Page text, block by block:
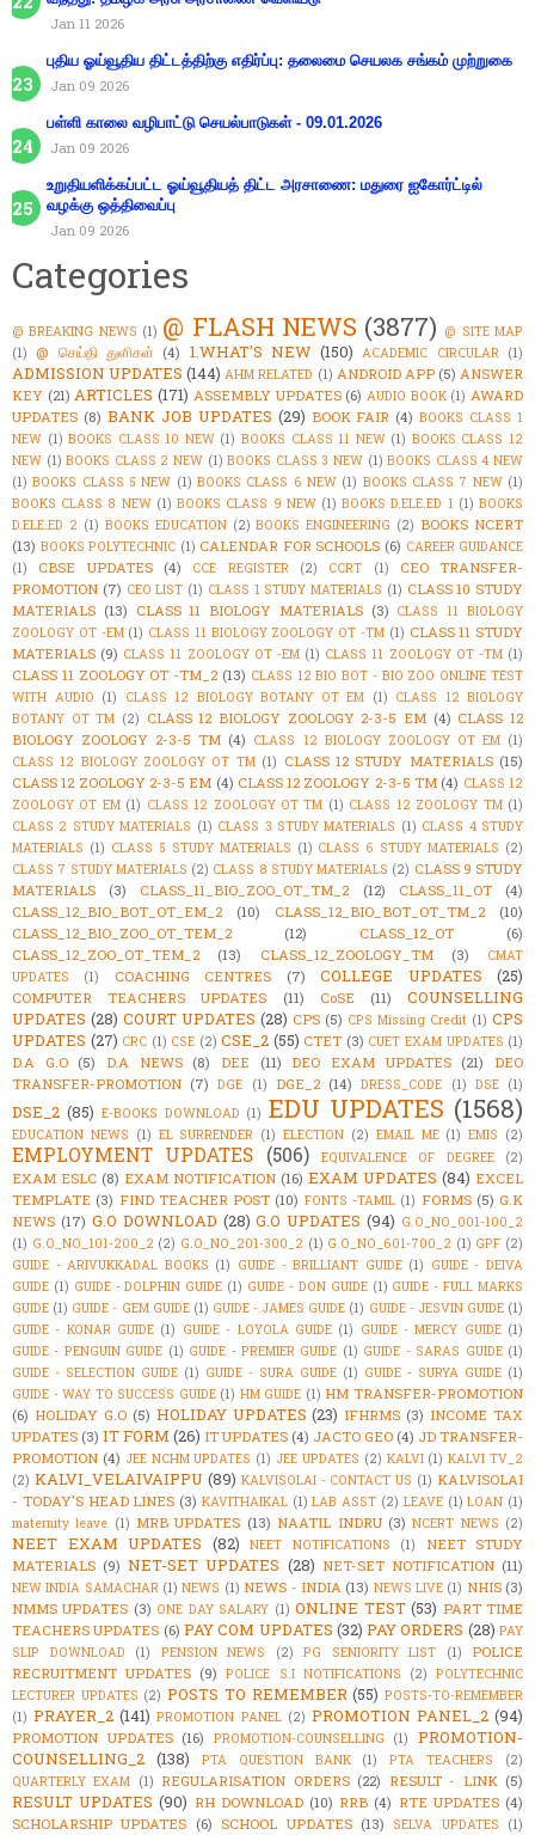
Jan 11 2026
புதிய ஓய்வூதிய திட்டத்திற்கு எதிர்ப்பு: தலைமை செயலக சங்கம் முற்றுகை
Jan 09 2026
பள்ளி காலை வழிபாட்டு செயல்பாடுகள் - 09.01.2026
Jan 09 2026
உறுதியளிக்கப்பட்ட ஓய்வூதியத் திட்ட அரசாணை: மதுரை ஐகோர்ட்டில்
வழக்கு ஒத்திவைப்பு
Jan 09 2026
Categories
@ BREAKING NEWS (1) @ FLASH NEWS (3877) @ SITE MAP
(1) @ செய்தி துளிகள் (4) 1.WHAT'S NEW (150) ACADEMIC CIRCULAR (1)
ADMISSION UPDATES (144) AHM RELATED (1) ANDROID APP (5) ANSWER
KEY (21) ARTICLES (171) ASSEMBLY UPDATES (6) AUDIO BOOK (1) AWARD
UPDATES (8) BANK JOB UPDATES (29) BOOK FAIR (4) BOOKS CLASS 1
NEW (1) BOOKS CLASS 10 NEW (1) BOOKS CLASS 11 NEW (1) BOOKS CLASS 12
NEW (1) BOOKS CLASS 2 NEW (1) BOOKS CLASS 3 NEW (1) BOOKS CLASS 4 NEW
(1) BOOKS CLASS 5 NEW (1) BOOKS CLASS 6 NEW (1) BOOKS CLASS 7 NEW (1)
BOOKS CLASS 8 NEW (1) BOOKS CLASS 9 NEW (1) BOOKS D.ELE.ED 1 (1) BOOKS
D.ELE.ED 2 (1) BOOKS EDUCATION (2) BOOKS ENGINEERING (2) BOOKS NCERT
(13) BOOKS POLYTECHNIC (1) CALENDAR FOR SCHOOLS (6) CAREER GUIDANCE
(1)
CBSE UPDATES (4) CCE REGISTER (2) CCRT (1)
CEO TRANSFER-
PROMOTION (7) CEO LIST (1) CLASS 1 STUDY MATERIALS (1) CLASS 10 STUDY
MATERIALS (13) CLASS 11 BIOLOGY MATERIALS (3) CLASS 11 BIOLOGY
ZOOLOGY OT -EM (1) CLASS 11 BIOLOGY ZOOLOGY OT -TM (1) CLASS 11 STUDY
MATERIALS (9) CLASS 11 ZOOLOGY OT -EM (1) CLASS 11 ZOOLOGY OT -TM (1)
CLASS 11 ZOOLOGY OT -TM_2 (13) CLASS 12 BIO BOT - BIO ZOO ONLINE TEST
WITH AUDIO (1) CLASS 12 BIOLOGY BOTANY OT EM (1) CLASS 12 BIOLOGY
BOTANY OT TM (2) CLASS 12 BIOLOGY ZOOLOGY 2-3-5 EM (4) CLASS 12
BIOLOGY ZOOLOGY 2-3-5 TM (4) CLASS 12 BIOLOGY ZOOLOGY OT EM (1)
CLASS 12 BIOLOGY ZOOLOGY OT TM (1) CLASS 12 STUDY MATERIALS (15)
CLASS 12 ZOOLOGY 2-3-5 EM (4) CLASS 12 ZOOLOGY 2-3-5 TM (4) CLASS 12
ZOOLOGY OT EM (1) CLASS 12 ZOOLOGY OT TM (1) CLASS 12 ZOOLOGY TM (1)
CLASS 2 STUDY MATERIALS (1) CLASS 3 STUDY MATERIALS (1) CLASS 4 STUDY
MATERIALS (1) CLASS 5 STUDY MATERIALS (1) CLASS 6 STUDY MATERIALS (2)
CLASS 7 STUDY MATERIALS (2) CLASS 8 STUDY MATERIALS (2) CLASS 9 STUDY
MATERIALS
(3) CLASS_11_BIO_ZOO_OT_TM_2 (12) CLASS_11_OT
(4)
CLASS_12_BIO_BOT_OT_EM_2
(10) CLASS_12_BIO_BOT_OT_TM_2
(10)
CLASS_12_BIO_ZOO_OT_TEM_2
(12) CLASS_12_OT
(6)
CLASS_12_ZOO_OT_TEM_2
(13) CLASS_12_ZOOLOGY_TM (3)
CMAT
UPDATES
(1) COACHING CENTRES (7) COLLEGE UPDATES (25)
COMPUTER TEACHERS UPDATES (11) CoSE (11)
COUNSELLING
UPDATES (28) COURT UPDATES (28) CPS (5) CPS Missing Credit (1) CPS
UPDATES (27) CRC (1) CSE (2) CSE_2 (55) CTET (3) CUET EXAM UPDATES (1)
D.A G.O (5) D.A NEWS (8) DEE (11) DEO EXAM UPDATES (21)
DEO
TRANSFER-PROMOTION (7) DGE (1) DGE_2 (14) DRESS_CODE (1) DSE (1)
DSE_2 (85) E-BOOKS DOWNLOAD (1) EDU UPDATES (1568)
EDUCATION NEWS (1) EL SURRENDER (1) ELECTION (2) EMAIL ME (1) EMIS (2)
EMPLOYMENT UPDATES (506) EQUIVALENCE OF DEGREE (2)
EXAM ESLC (8) EXAM NOTIFICATION (16) EXAM UPDATES (84) EXCEL
TEMPLATE (3) FIND TEACHER POST (10) FONTS -TAMIL (1) FORMS (5) G.K
NEWS (17) G.O DOWNLOAD (28) G.O UPDATES (94) G.O_NO_001-100_2
(1) G.O_NO_101-200_2 (2) G.O_NO_201-300_2 (1) G.O_NO_601-700_2 (1) GPF (2)
GUIDE - ARIVUKKADAL BOOKS (1) GUIDE - BRILLIANT GUIDE (1) GUIDE - DEIVA
GUIDE (1) GUIDE - DOLPHIN GUIDE (1) GUIDE - DON GUIDE (1) GUIDE - FULL MARKS
GUIDE (1) GUIDE - GEM GUIDE (1) GUIDE - JAMES GUIDE (1) GUIDE - JESVIN GUIDE (1)
GUIDE - KONAR GUIDE (1) GUIDE - LOYOLA GUIDE (1) GUIDE - MERCY GUIDE (1)
GUIDE - PENGUIN GUIDE (1) GUIDE - PREMIER GUIDE (1) GUIDE - SARAS GUIDE (1)
GUIDE - SELECTION GUIDE (1) GUIDE - SURA GUIDE (1) GUIDE - SURYA GUIDE (1)
GUIDE - WAY TO SUCCESS GUIDE (1) HM GUIDE (1) HM TRANSFER-PROMOTION
(6) HOLIDAY G.O (5) HOLIDAY UPDATES (23) IFHRMS (3) INCOME TAX
UPDATES (3) IT FORM (26) IT UPDATES (4) JACTO GEO (4) JD TRANSFER-
PROMOTION (4) JEE NCHM UPDATES (1) JEE UPDATES (2) KALVI (1) KALVI TV_2
(2) KALVI_VELAIVAIPPU (89) KALVISOLAI - CONTACT US (1) KALVISOLAI
- TODAY'S HEAD LINES (3) KAVITHAIKAL (1) LAB ASST (2) LEAVE (1) LOAN (1)
maternity leave (1) MRB UPDATES (13) NAATIL INDRU (3) NCERT NEWS (2)
NEET EXAM UPDATES (82) NEET NOTIFICATIONS (1)
NEET STUDY
MATERIALS (9) NET-SET UPDATES (28) NET-SET NOTIFICATION (11)
NEW INDIA SAMACHAR (1) NEWS (1) NEWS - INDIA (13) NEWS LIVE (1) NHIS (3)
NMMS UPDATES (3) ONE DAY SALARY (1) ONLINE TEST (53) PART TIME
TEACHERS UPDATES (6) PAY COM UPDATES (32) PAY ORDERS (28) PAY
SLIP DOWNLOAD
(1) PENSION NEWS (2) PG SENIORITY LIST (1)
POLICE
RECRUITMENT UPDATES (9) POLICE S.I NOTIFICATIONS (2) POLYTECHNIC
LECTURER UPDATES (2) POSTS TO REMEMBER (55) POSTS-TO-REMEMBER
(1) PRAYER_2 (141) PROMOTION PANEL (2) PROMOTION PANEL_2 (94)
PROMOTION UPDATES (16) PROMOTION-COUNSELLING (1)
PROMOTION-
COUNSELLING_2 (138) PTA QUESTION BANK (1) PTA TEACHERS
(2)
QUARTERLY EXAM (1) REGULARISATION ORDERS (22) RESULT - LINK (5)
RESULT UPDATES (90) RH DOWNLOAD (10) RRB (4) RTE UPDATES (4)
SCHOLARSHIP UPDATES (6) SCHOOL UPDATES (13) SELVA UPDATES
(1)